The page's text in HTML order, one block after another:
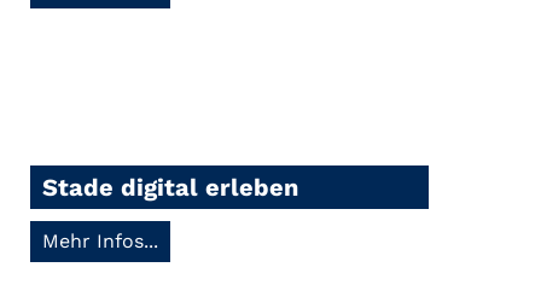
Stade digital erleben
Mehr Infos...